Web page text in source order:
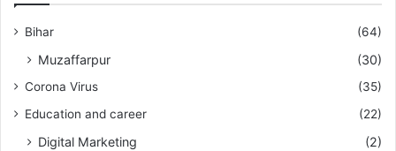
Bihar (64)
Muzaffarpur (30)
Corona Virus
(35)
Education and career
(22)
Digital Marketing (2)